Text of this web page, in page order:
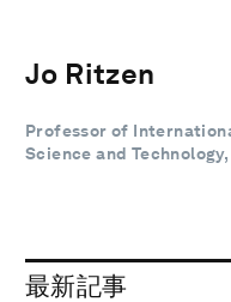
Jo Ritzen
Professor of
Science and
最新記事